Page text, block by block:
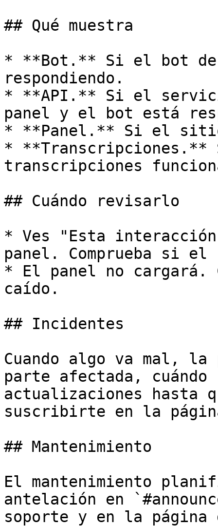
## Qué muestra
* **Bot.** Si el bot de
respondiendo.
* **API.** Si el
panel y el bot está
* **Panel.** Si el
*
transcripciones
## Cuándo revisarlo
* Ves "Esta
panel. Comprueba si
* El panel no cargará.
caído.
## Incidentes
Cuando algo va mal, la
parte afectada,
actualizaciones hasta
suscribirte en la
## Mantenimiento
El mantenimiento
antelación en
soporte y en la página